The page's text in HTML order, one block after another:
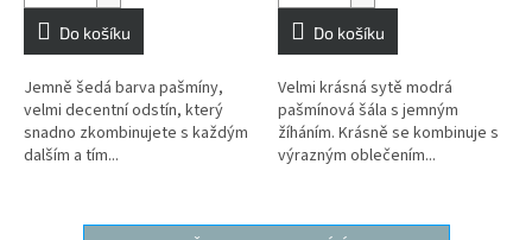
Do košíku
Jemně šedá barva pašmíny,
velmi decentní odstín, který
snadno zkombinujete s každým
dalším a tím...
Do košíku
Velmi krásná sytě modrá
pašmínová šála s jemným
žíháním. Krásně se kombinuje s
výrazným oblečením...